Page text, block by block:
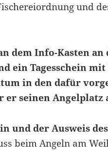
und
dem Info-Kasten an
einTagesschein
in den dafür
seinen Angelplatz
und der Ausweis des
beim Angeln am